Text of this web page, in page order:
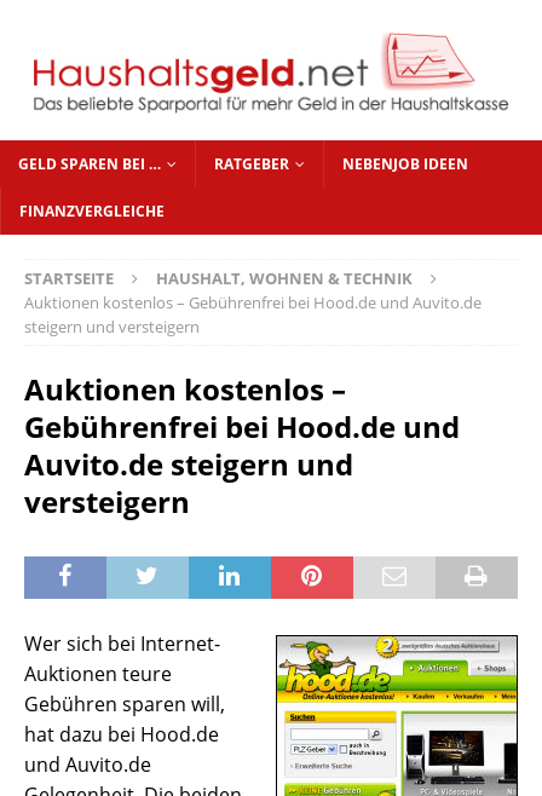
GELD SPAREN BEI … RATGEBER NEBENJOB IDEEN
FINANZVERGLEICHE
STARTSEITE
HAUSHALT, WOHNEN & TECHNIK
Auktionen kostenlos – Gebührenfrei bei Hood.de und Auvito.de
steigern und versteigern
Auktionen kostenlos –
Gebührenfrei bei Hood.de und
Auvito.de steigern und
versteigern
Wer sich bei Internet-
Auktionen teure
Gebühren sparen will,
hat dazu bei Hood.de
und Auvito.de